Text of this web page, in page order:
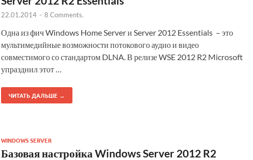
22.01.2014 - 8 Comments.
Одна из фич Windows Home Server и Server 2012 Essentials – это
мультимедийные возможности потокового аудио и видео
совместимого со стандартом DLNA. В релизе WSE 2012 R2 Microsoft
упразднил этот …
ЧИТАТЬ ДАЛЬШЕ →
WINDOWS SERVER
Базовая настройка Windows Server 2012 R2